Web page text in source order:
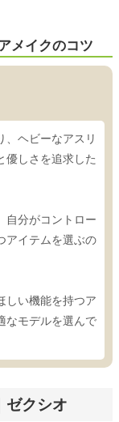
メイクのコツ
、ヘビーなアスリ
優しさを追求した
自分がコントロー
アイテムを選ぶの
しい機能を持つア
なモデルを選んで
ゼクシオ